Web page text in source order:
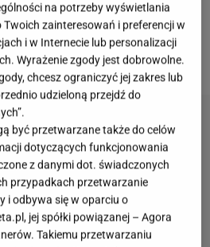
jest elegancki, dostojny i
No cóż, powody są
na potrzeby wyświetlania
zainteresowań i preferencji w
i w Internecie lub personalizacji
Wyrażenie zgody jest dobrowolne.
chcesz ograniczyć jej zakres lub
udzieloną przejdź do
być przetwarzane także do celów
dotyczących funkcjonowania
z danymi dot. świadczonych
przypadkach przetwarzanie
i odbywa się w oparciu o
jej spółki powiązanej – Agora
Takiemu przetwarzaniu